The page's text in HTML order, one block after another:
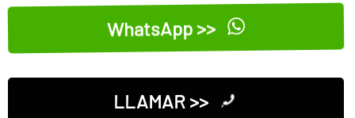
WhatsApp >>
LLAMAR >>